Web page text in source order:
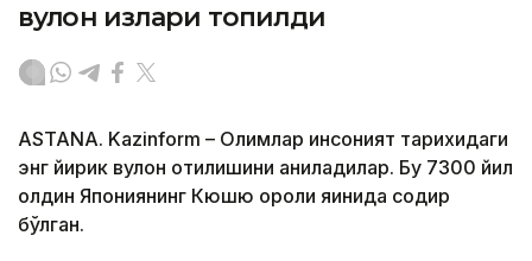
вулқон излари топилди
ASTANA. Kazinform – Олимлар инсоният тарихидаги
энг йирик вулқон отилишини аниқладилар. Бу 7300 йил
олдин Япониянинг Кюшю ороли яқинида содир
бўлган.